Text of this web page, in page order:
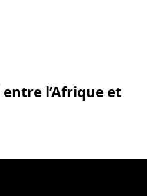
l’Afrique et